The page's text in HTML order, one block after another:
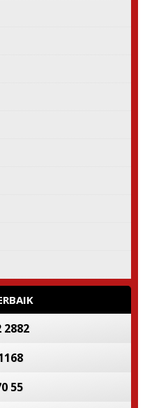
2882
55